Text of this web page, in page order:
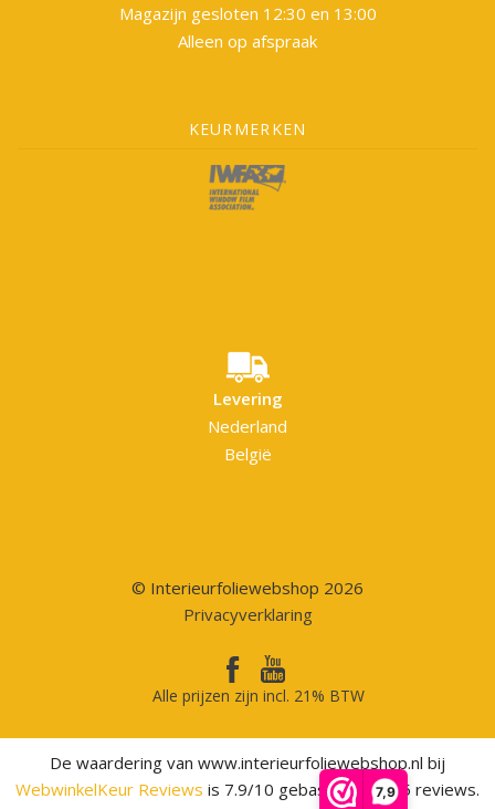
7,9
Magazijn gesloten 12:30 en 13:00
Alleen op afspraak
KEURMERKEN
Levering
Nederland
België
© Interieurfoliewebshop 2026
Privacyverklaring
Alle prijzen zijn incl. 21% BTW
De waardering van www.interieurfoliewebshop.nl bij
WebwinkelKeur Reviews is 7.9/10 gebaseerd op 75 reviews.